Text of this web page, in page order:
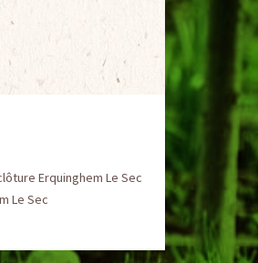
Erquinghem Le Sec
Le Sec